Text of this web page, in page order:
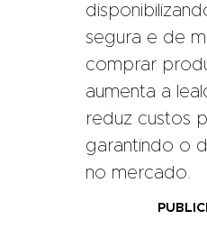
segura e de
comprar
aumenta a
reduz custos
garantindo o
no mercado.